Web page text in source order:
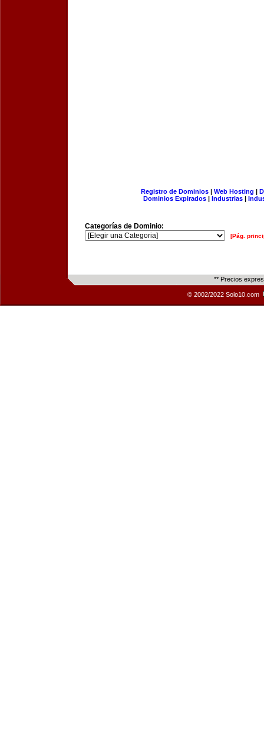
Registro de Dominios| Web Hosting |
Dominios Expirados | Industrias |
Categorías de Dominio:
[Pág.
** Precios
© 2002/2022 Solo10.com